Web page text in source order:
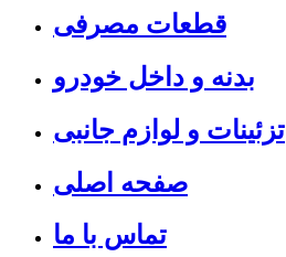
قطعات مصرفی
بدنه و داخل خودرو
تزئینات و لوازم جانبی
صفحه اصلی
تماس با ما